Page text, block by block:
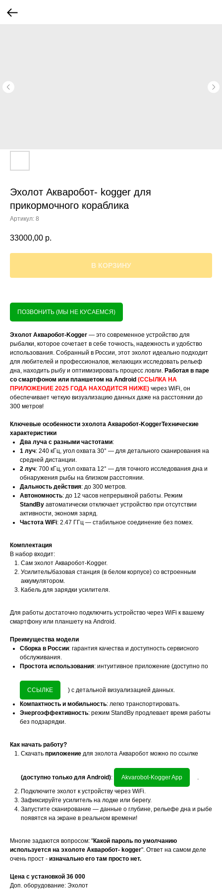
Эхолот Акваробот- kogger для
прикормочного кораблика
Артикул: 8
33000,00 р.
В КОРЗИНУ
ПОЗВОНИТЬ (МЫ НЕ КУСАЕМСЯ)
Эхолот Акваробот-Kogger — это современное устройство для
рыбалки, которое сочетает в себе точность, надежность и удобство
использования. Собранный в России, этот эхолот идеально подходит
для любителей и профессионалов, желающих исследовать рельеф
дна, находить рыбу и оптимизировать процесс ловли. Работая в паре
со смартфоном или планшетом на Android (ССЫЛКА НА
ПРИЛОЖЕНИЕ 2025 ГОДА НАХОДИТСЯ НИЖЕ) через WiFi, он
обеспечивает четкую визуализацию данных даже на расстоянии до
300 метров!
Ключевые особенности эхолота Акваробот-KoggerТехнические
характеристики
Два луча с разными частотами:
1 луч: 240 кГц, угол охвата 30° — для детального сканирования на
средней дистанции.
2 луч: 700 кГц, угол охвата 12° — для точного исследования дна и
обнаружения рыбы на близком расстоянии.
Дальность действия: до 300 метров.
Автономность: до 12 часов непрерывной работы. Режим
StandBy автоматически отключает устройство при отсутствии
активности, экономя заряд.
Частота WiFi: 2.47 ГГц — стабильное соединение без помех.
Комплектация
В набор входит:
Сам эхолот Акваробот-Kogger.
Усилитель/базовая станция (в белом корпусе) со встроенным
аккумулятором.
Кабель для зарядки усилителя.
Для работы достаточно подключить устройство через WiFi к вашему
смартфону или планшету на Android.
Преимущества модели
Сборка в России: гарантия качества и доступность сервисного
обслуживания.
Простота использования: интуитивное приложение (доступно по
ССЫЛКЕ
) с детальной визуализацией данных.
Компактность и мобильность: легко транспортировать.
Энергоэффективность: режим StandBy продлевает время работы
без подзарядки.
Как начать работу?
Скачать приложение для эхолота Акваробот можно по ссылке
(доступно только для Android): Akvarobot-Kogger App
.
Подключите эхолот к устройству через WiFi.
Зафиксируйте усилитель на лодке или берегу.
Запустите сканирование — данные о глубине, рельефе дна и рыбе
появятся на экране в реальном времени!
Многие задаются вопросом: "Какой пароль по умолчанию
используется на эхолоте Акваробот- kogger". Ответ на самом деле
очень прост - изначально его там просто нет.
Цена с установкой 36 000
Доп. оборудование: Эхолот